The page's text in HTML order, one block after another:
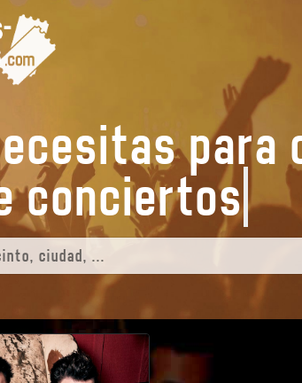
para
deconcie